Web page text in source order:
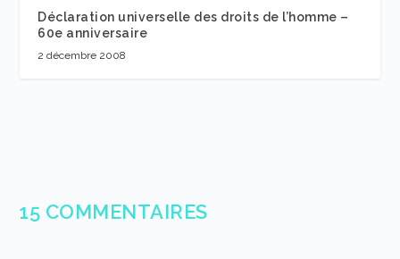
Déclaration universelle des droits de l’homme –
60e anniversaire
2 décembre 2008
15 COMMENTAIRES